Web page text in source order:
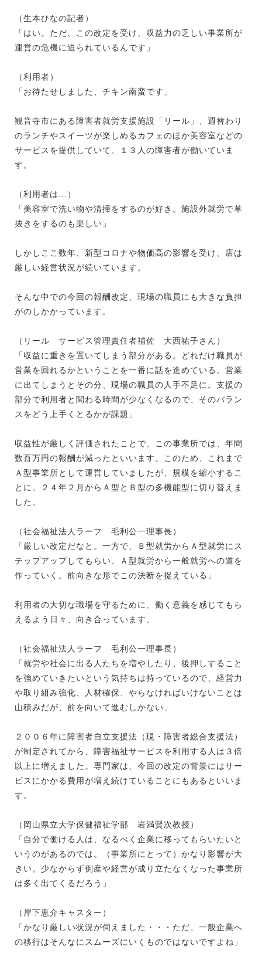
（生本ひなの記者）
「はい。ただ、この改定を受け、収益力の乏しい事業所が
運営の危機に迫られているんです」
（利用者）
「お待たせしました、チキン南蛮です」
観音寺市にある障害者就労支援施設「リール」、週替わり
のランチやスイーツが楽しめるカフェのほか美容室などの
サービスを提供していて、１３人の障害者が働いていま
す。
（利用者は…）
「美容室で洗い物や清掃をするのが好き。施設外就労で草
抜きをするのも楽しい」
しかしここ数年、新型コロナや物価高の影響を受け、店は
厳しい経営状況が続いています。
そんな中での今回の報酬改定、現場の職員にも大きな負担
がのしかかっています。
（リール サービス管理責任者補佐 大西祐子さん）
「収益に重きを置いてしまう部分がある。どれだけ職員が
営業を回れるかということを一番に話を進めている。営業
に出てしまうとその分、現場の職員の人手不足に。支援の
部分で利用者と関わる時間が少なくなるので、そのバラン
スをどう上手くとるかが課題」
収益性が厳しく評価されたことで、この事業所では、年間
数百万円の報酬が減ったといいます。このため、これまで
Ａ型事業所として運営していましたが、規模を縮小するこ
とに。２４年２月からＡ型とＢ型の多機能型に切り替えま
した。
（社会福祉法人ラーフ 毛利公一理事長）
「厳しい改定だなと。一方で、Ｂ型就労からＡ型就労にス
テップアップしてもらい、Ａ型就労から一般就労への道を
作っていく。前向きな形でこの決断を捉えている」
利用者の大切な職場を守るために、働く意義を感じてもら
えるよう日々、向き合っています。
（社会福祉法人ラーフ 毛利公一理事長）
「就労や社会に出る人たちを増やしたり、後押しすること
を強めていきたいという気持ちは持っているので、経営力
や取り組み強化、人材確保、やらなければいけないことは
山積みだが、前を向いて進むしかない」
２００６年に障害者自立支援法（現・障害者総合支援法）
が制定されてから、障害福祉サービスを利用する人は３倍
以上に増えました。専門家は、今回の改定の背景にはサー
ビスにかかる費用が増え続けていることにもあるといいま
す。
（岡山県立大学保健福祉学部 岩満賢次教授）
「自分で働ける人は、なるべく企業に移ってもらいたいと
いうのがあるのでは。（事業所にとって）かなり影響が大
きい。少なからず倒産や経営が成り立たなくなった事業所
は多く出てくるだろう」
（岸下恵介キャスター）
「かなり厳しい状況が伺えました・・・ただ、一般企業へ
の移行はそんなにスムーズにいくものではないですよね」